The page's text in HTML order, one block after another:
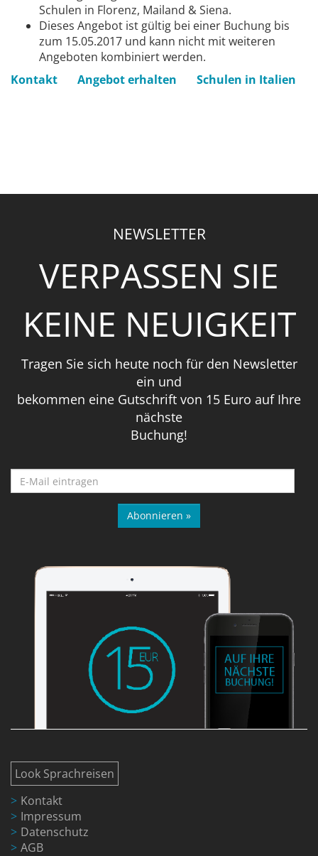
Schulen in Florenz, Mailand & Siena.
Dieses Angebot ist gültig bei einer Buchung bis
zum 15.05.2017 und kann nicht mit weiteren
Angeboten kombiniert werden.
Kontakt
Angebot erhalten Schulen in Italien
NEWSLETTER
VERPASSEN SIE
KEINE NEUIGKEIT
Tragen Sie sich heute noch für den Newsletter
ein und
bekommen eine Gutschrift von 15 Euro auf Ihre
nächste
Buchung!
Abonnieren »
Look Sprachreisen
Kontakt
Impressum
Datenschutz
AGB